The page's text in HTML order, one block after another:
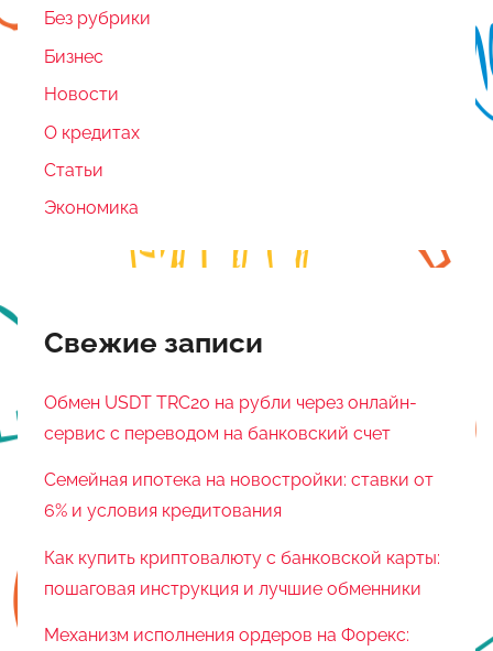
Без рубрики
Бизнес
Новости
О кредитах
Статьи
Экономика
Свежие записи
Обмен USDT TRC20 на рубли через онлайн-
сервис с переводом на банковский счет
Семейная ипотека на новостройки: ставки от
6% и условия кредитования
Как купить криптовалюту с банковской карты:
пошаговая инструкция и лучшие обменники
Механизм исполнения ордеров на Форекс: